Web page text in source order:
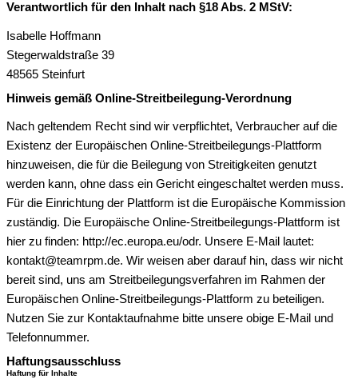
Verantwortlich für den Inhalt nach §18 Abs. 2 MStV:
Isabelle Hoffmann
Stegerwaldstraße 39
48565 Steinfurt
Hinweis gemäß Online-Streitbeilegung-Verordnung
Nach geltendem Recht sind wir verpflichtet, Verbraucher auf die
Existenz der Europäischen Online-Streitbeilegungs-Plattform
hinzuweisen, die für die Beilegung von Streitigkeiten genutzt
werden kann, ohne dass ein Gericht eingeschaltet werden muss.
Für die Einrichtung der Plattform ist die Europäische Kommission
zuständig. Die Europäische Online-Streitbeilegungs-Plattform ist
hier zu finden: http://ec.europa.eu/odr. Unsere E-Mail lautet:
kontakt@teamrpm.de. Wir weisen aber darauf hin, dass wir nicht
bereit sind, uns am Streitbeilegungsverfahren im Rahmen der
Europäischen Online-Streitbeilegungs-Plattform zu beteiligen.
Nutzen Sie zur Kontaktaufnahme bitte unsere obige E-Mail und
Telefonnummer.
Haftungsausschluss
Haftung für Inhalte